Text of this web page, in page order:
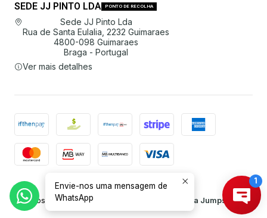
SEDE JJ PINTO LDA PONTO DE RECOLHA
Sede JJ Pinto Lda
Rua de Santa Eulalia, 2232 Guimaraes
4800-098 Guimaraes
Braga - Portugal
Ver mais detalhes
2026 JJ Pinto Lda.
Todos os Direitos Reservados.
Com tecnologia Jumpseller.
Envie-nos uma mensagem de
WhatsApp